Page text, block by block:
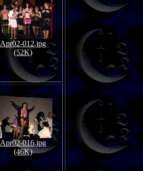
Apr02-012.jpg
(52K)
Apr02-016.jpg
(46K)